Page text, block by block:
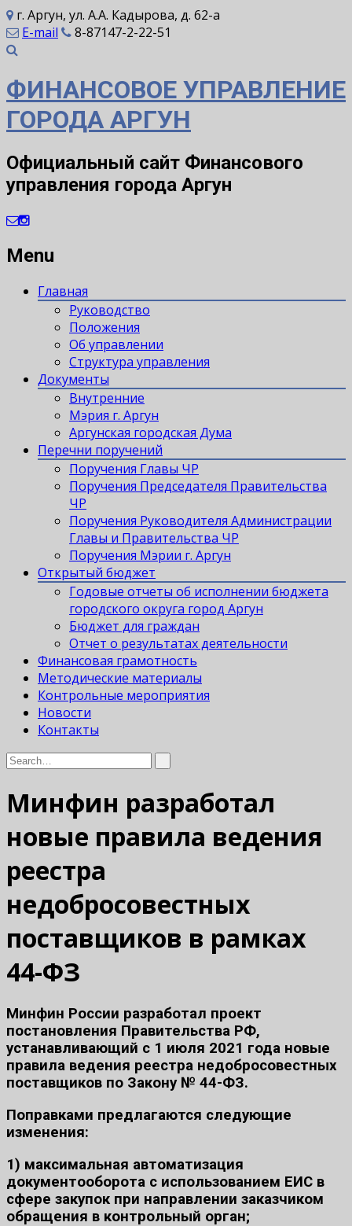
г. Аргун, ул. А.А. Кадырова, д. 62-а
E-mail
8-87147-2-22-51
ФИНАНСОВОЕ УПРАВЛЕНИЕ
ГОРОДА АРГУН
Официальный сайт Финансового
управления города Аргун
Menu
Главная
Руководство
Положения
Об управлении
Структура управления
Документы
Внутренние
Мэрия г. Аргун
Аргунская городская Дума
Перечни поручений
Поручения Главы ЧР
Поручения Председателя Правительства
ЧР
Поручения Руководителя Администрации
Главы и Правительства ЧР
Поручения Мэрии г. Аргун
Открытый бюджет
Годовые отчеты об исполнении бюджета
городского округа город Аргун
Бюджет для граждан
Отчет о результатах деятельности
Финансовая грамотность
Методические материалы
Контрольные мероприятия
Новости
Контакты
Минфин разработал
новые правила ведения
реестра
недобросовестных
поставщиков в рамках
44-ФЗ
Минфин России разработал проект
постановления Правительства РФ,
устанавливающий с 1 июля 2021 года новые
правила ведения реестра недобросовестных
поставщиков по Закону № 44-ФЗ.
Поправками предлагаются следующие
изменения:
1) максимальная автоматизация
документооборота с использованием ЕИС в
сфере закупок при направлении заказчиком
обращения в контрольный орган;